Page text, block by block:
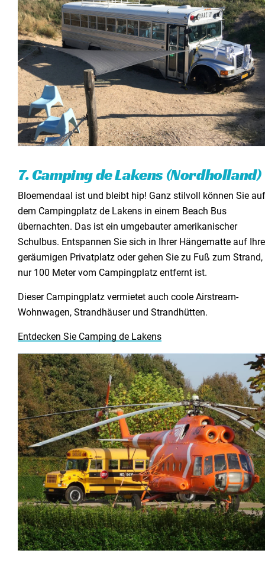
7. Camping de Lakens (Nordholland)
Bloemendaal ist und bleibt hip! Ganz stilvoll können Sie auf
dem Campingplatz de Lakens in einem Beach Bus
übernachten. Das ist ein umgebauter amerikanischer
Schulbus. Entspannen Sie sich in Ihrer Hängematte auf
geräumigen Privatplatz oder gehen Sie zu Fuß zum Strand,
nur 100 Meter vom Campingplatz entfernt ist.
Dieser Campingplatz vermietet auch coole Airstream-
Wohnwagen, Strandhäuser und Strandhütten.
Entdecken Sie Camping de Lakens